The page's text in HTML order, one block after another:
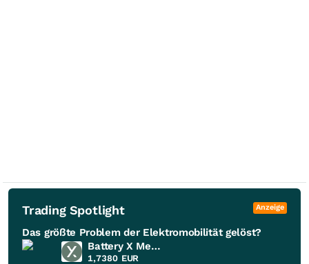
Trading Spotlight Anzeige
Das größte Problem der Elektromobilität gelöst?
Battery X Metals
1,7380 EUR